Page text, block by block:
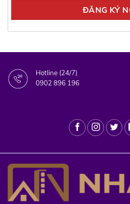
Hotline (24/7)
0902 896 196